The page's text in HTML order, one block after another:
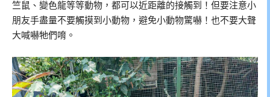
竺鼠、變色龍等等動物，都可以近距離的接觸到！但要注意小
朋友手盡量不要觸摸到小動物，避免小動物驚嚇！也不要大聲
大喊嚇牠們唷。